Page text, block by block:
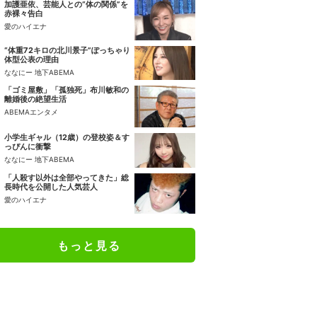
加護亜依、芸能人との“体の関係”を
赤裸々告白
愛のハイエナ
“体重72キロの北川景子”ぽっちゃり
体型公表の理由
ななにー 地下ABEMA
「ゴミ屋敷」「孤独死」布川敏和の
離婚後の絶望生活
ABEMAエンタメ
小学生ギャル（12歳）の登校姿＆す
っぴんに衝撃
ななにー 地下ABEMA
「人殺す以外は全部やってきた」総
長時代を公開した人気芸人
愛のハイエナ
もっと見る